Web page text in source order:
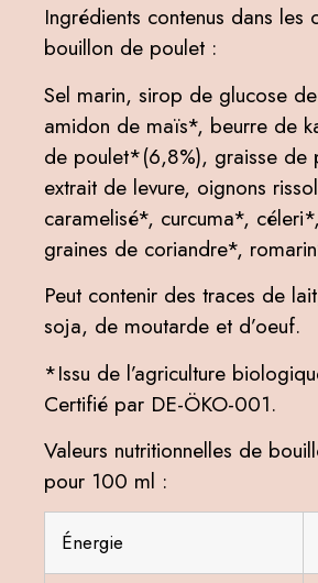
Ingrédients contenus dans les
bouillon de poulet :
Sel marin, sirop de glucose
amidon de maïs*, beurre de
de poulet*(6,8%), graisse de
extrait de levure, oignons
caramelisé*, curcuma*,
graines de coriandre*,
Peut contenir des traces de
soja, de moutarde et d’oeuf.
*Issu de l’agriculture
Certifié par DE-ÖKO-001.
Valeurs nutritionnelles de
pour 100 ml :
Énergie